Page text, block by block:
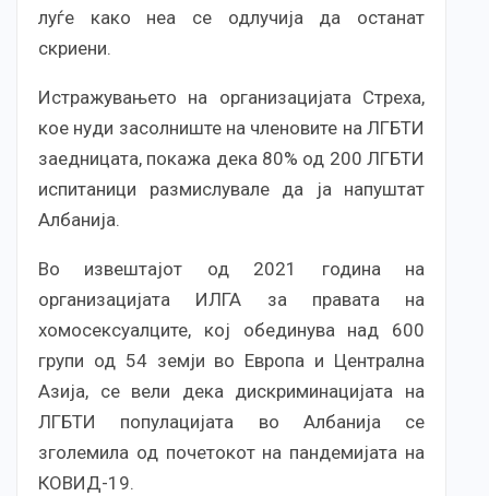
луѓе како неа се одлучија да останат
скриени.
Истражувањето на организацијата Стреха,
кое нуди засолниште на членовите на ЛГБТИ
заедницата, покажа дека 80% од 200 ЛГБТИ
испитаници размислувале да ја напуштат
Албанија.
Во извештајот од 2021 година на
организацијата ИЛГА за правата на
хомосексуалците, кој обединува над 600
групи од 54 земји во Европа и Централна
Азија, се вели дека дискриминацијата на
ЛГБТИ популацијата во Албанија се
зголемила од почетокот на пандемијата на
КОВИД-19.